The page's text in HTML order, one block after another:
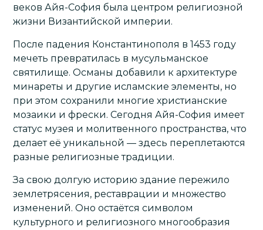
веков Айя-София была центром религиозной
жизни Византийской империи.
После падения Константинополя в 1453 году
мечеть превратилась в мусульманское
святилище. Османы добавили к архитектуре
минареты и другие исламские элементы, но
при этом сохранили многие христианские
мозаики и фрески. Сегодня Айя-София имеет
статус музея и молитвенного пространства, что
делает её уникальной — здесь переплетаются
разные религиозные традиции.
За свою долгую историю здание пережило
землетрясения, реставрации и множество
изменений. Оно остаётся символом
культурного и религиозного многообразия